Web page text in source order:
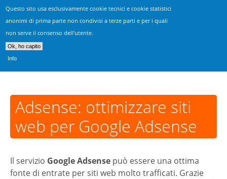
Questo sito usa esclusivamente cookie tecnici e cookie statistici
anonimi di prima parte non condivisi a terze parti e per i quali
non serve il consenso dell'utente.
Ok, ho capito
Info
Realizzazione Siti Vicenza
Consulenza, progettazione & sviluppo siti web
Adsense: ottimizzare siti
web per Google Adsense
Il servizio Google Adsense può essere una ottima
fonte di entrate per siti web molto trafficati. Grazie